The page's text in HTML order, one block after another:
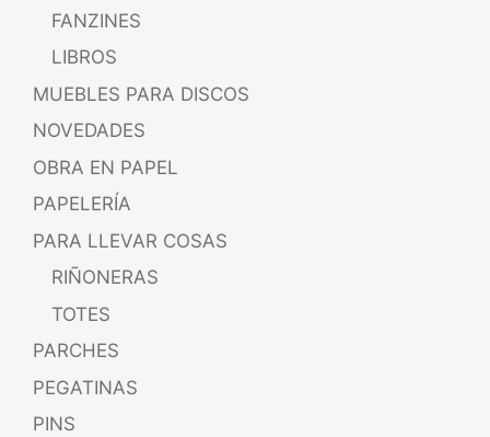
FANZINES
LIBROS
MUEBLES PARA DISCOS
NOVEDADES
OBRA EN PAPEL
PAPELERÍA
PARA LLEVAR COSAS
RIÑONERAS
TOTES
PARCHES
PEGATINAS
PINS